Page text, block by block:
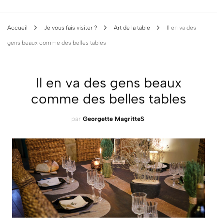
Accueil Je vous fais visiter ? Art de la table Il en va des
gens beaux comme des belles tables
Il en va des gens beaux
comme des belles tables
par Georgette MagritteS